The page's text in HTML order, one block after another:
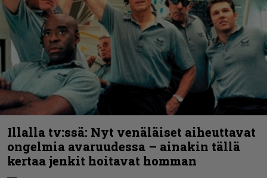
Illalla tv:ssä: Nyt venäläiset aiheuttavat
ongelmia avaruudessa – ainakin tällä
kertaa jenkit hoitavat homman